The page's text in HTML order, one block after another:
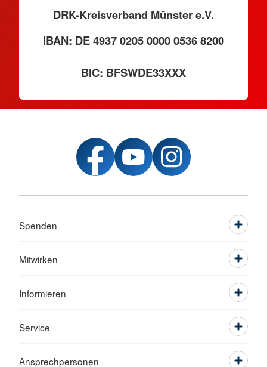
DRK-Kreisverband Münster e.V.
IBAN: DE 4937 0205 0000 0536 8200
BIC: BFSWDE33XXX
Spenden
Mitwirken
Informieren
Service
Ansprechpersonen